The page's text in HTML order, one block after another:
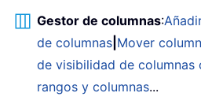
Gestor de columnas:
de columnas Mover
de visibilidad de columnas
rangos y columnas...